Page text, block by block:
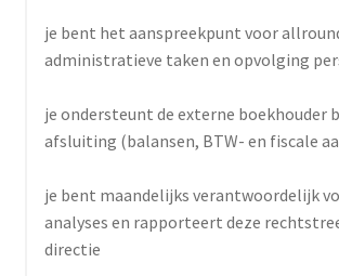
je bent het aanspreekpunt voor
administratieve taken en opvolging
je ondersteunt de externe boekhouder
afsluiting (balansen, BTW- en fiscale
je bent maandelijks verantwoordelijk
analyses en rapporteert deze
directie